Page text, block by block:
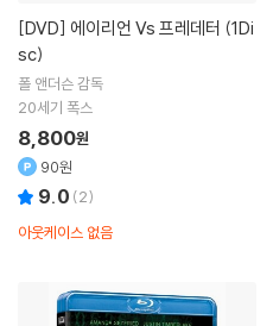
[DVD]
sc)
폴 앤더슨감독
20세기 폭스
아웃케이스 없음
8,800원
90원
9.0 (2)